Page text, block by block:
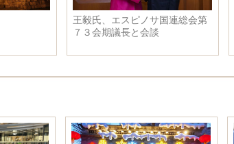
王毅氏、エスピノサ国連総会第
７３会期議長と会談